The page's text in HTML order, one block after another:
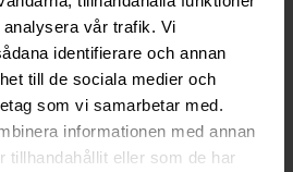
vår trafik. Vi
identifierare och annan
till de sociala medier och
som vi samarbetar med.
informationen med annan
tillhandahållit eller som de har